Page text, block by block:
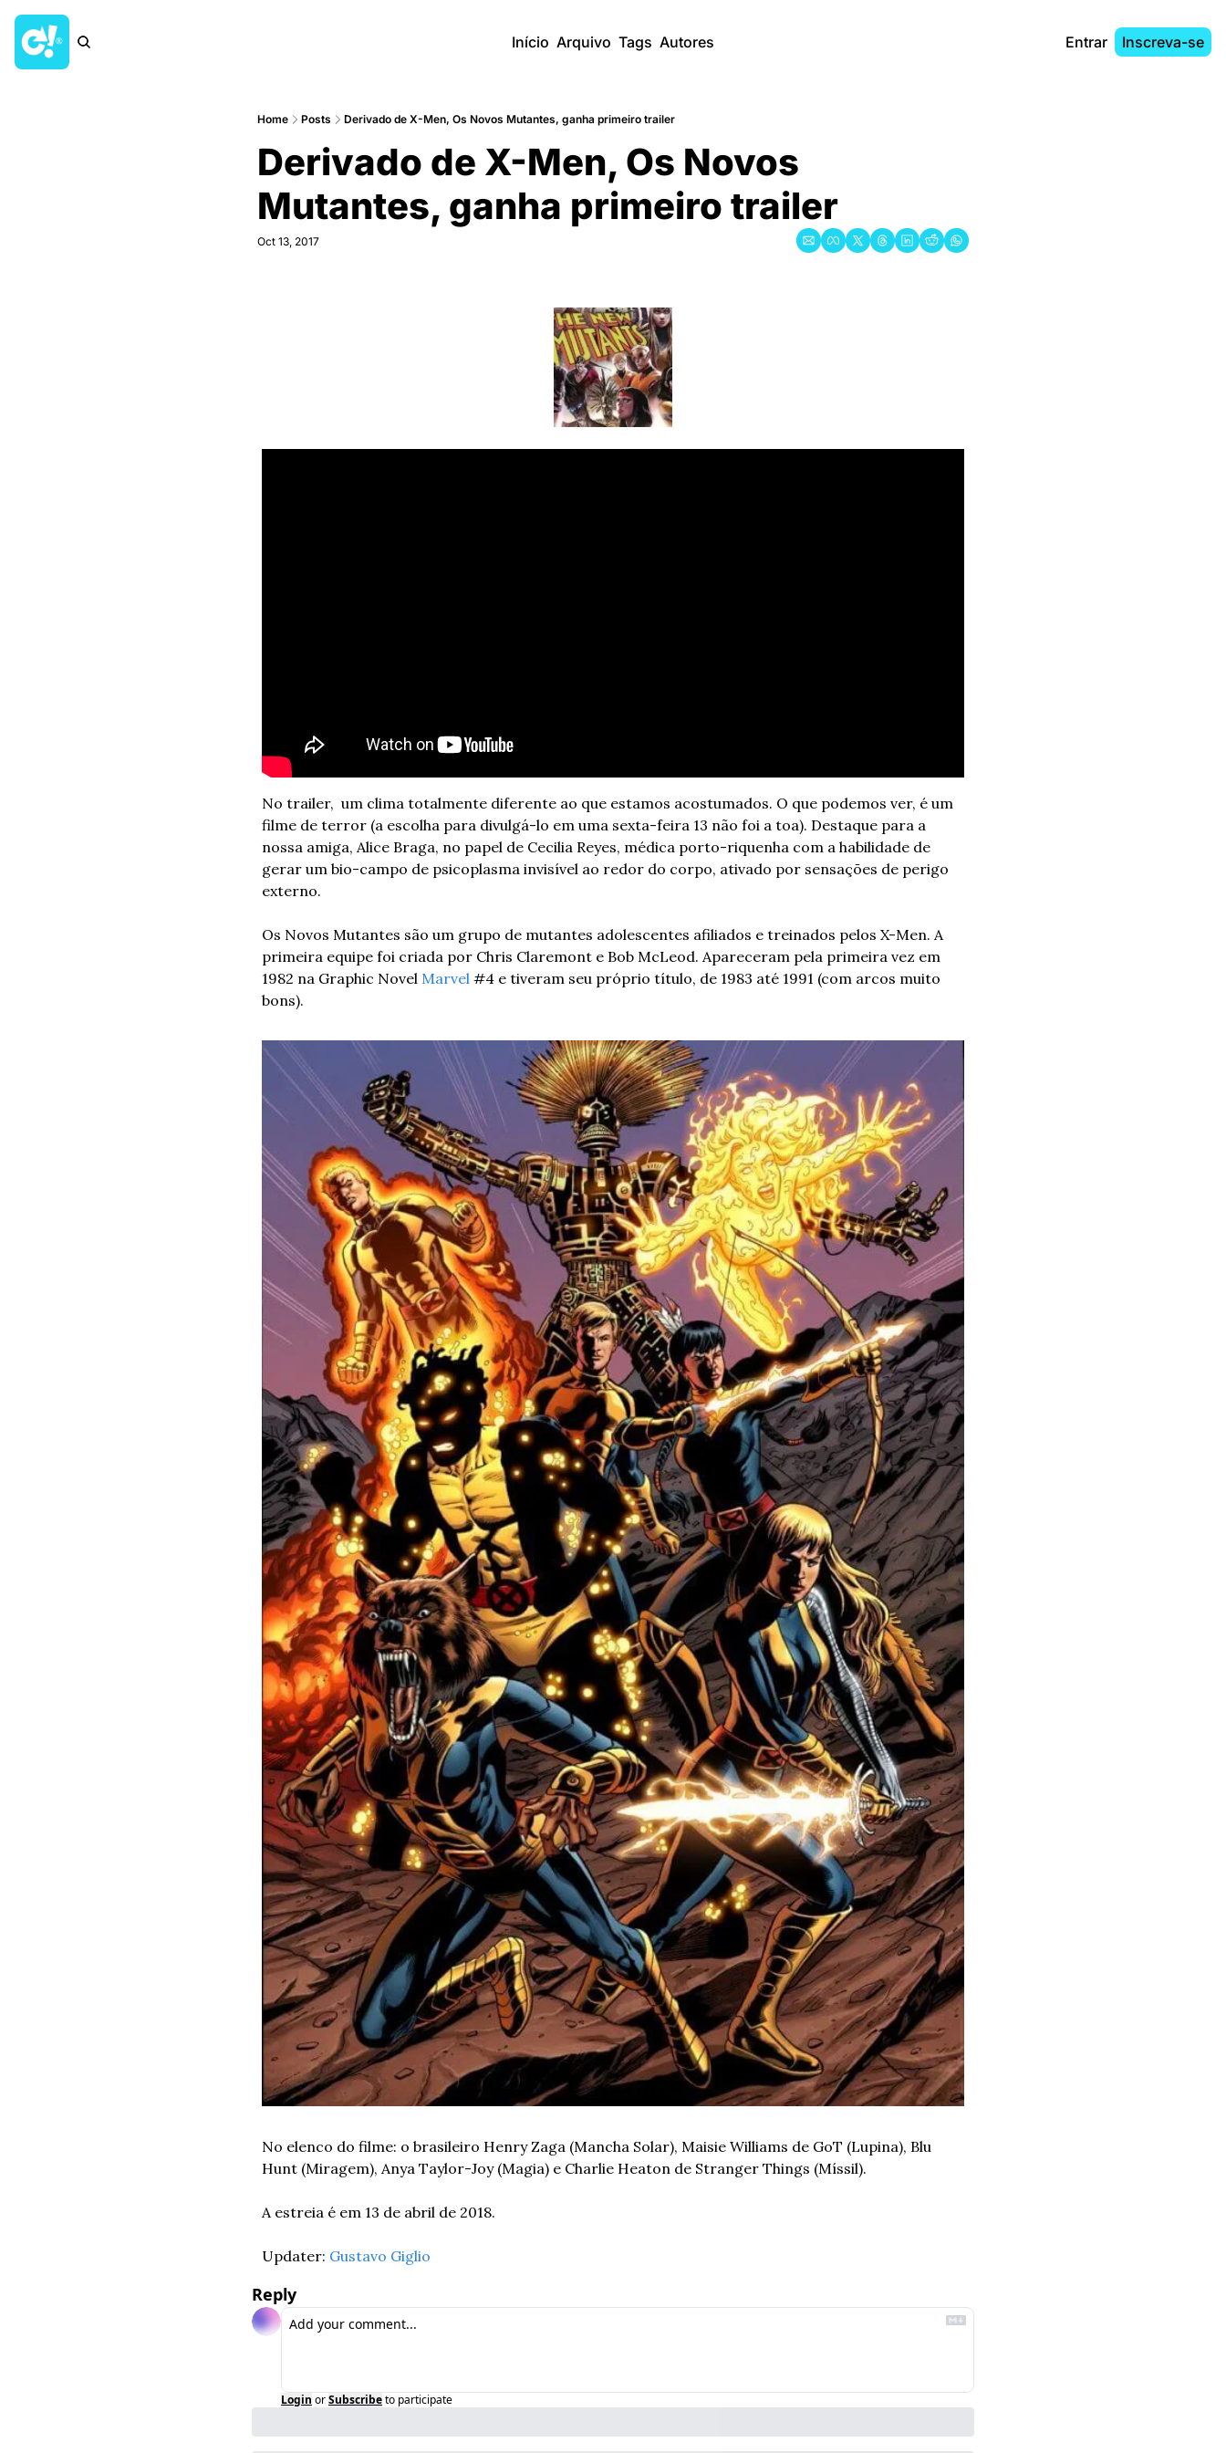
Início Arquivo Tags Autores Entrar Inscreva-se
Home Posts Derivado de X-Men, Os Novos Mutantes, ganha primeiro trailer
Derivado de X-Men, Os Novos
Mutantes, ganha primeiro trailer
Oct 13, 2017
No trailer,  um clima totalmente diferente ao que estamos acostumados. O que podemos ver, é um
filme de terror (a escolha para divulgá-lo em uma sexta-feira 13 não foi a toa). Destaque para a
nossa amiga, Alice Braga, no papel de Cecilia Reyes, médica porto-riquenha com a habilidade de
gerar um bio-campo de psicoplasma invisível ao redor do corpo, ativado por sensações de perigo
externo.
Os Novos Mutantes são um grupo de mutantes adolescentes afiliados e treinados pelos X-Men. A
primeira equipe foi criada por Chris Claremont e Bob McLeod. Apareceram pela primeira vez em
1982 na Graphic Novel Marvel #4 e tiveram seu próprio título, de 1983 até 1991 (com arcos muito
bons).
No elenco do filme: o brasileiro Henry Zaga (Mancha Solar), Maisie Williams de GoT (Lupina), Blu
Hunt (Miragem), Anya Taylor-Joy (Magia) e Charlie Heaton de Stranger Things (Míssil).
A estreia é em 13 de abril de 2018.
Updater: Gustavo Giglio
Reply
Login orSubscribeto participate